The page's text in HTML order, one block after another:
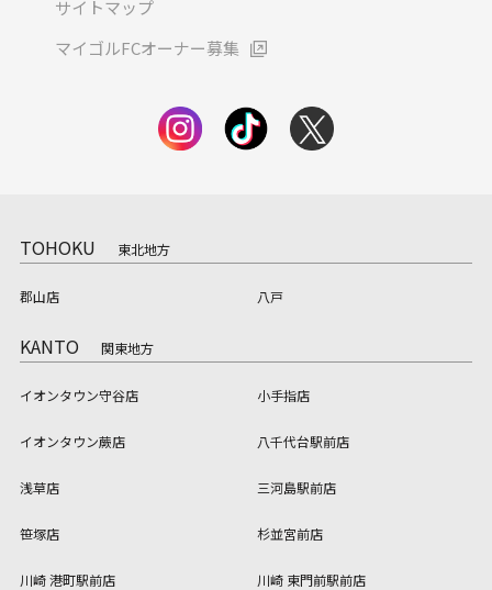
サイトマップ
マイゴルFCオーナー募集
TOHOKU 東北地方
郡山店 八戸
KANTO 関東地方
イオンタウン守谷店 小手指店
イオンタウン蕨店 八千代台駅前店
浅草店 三河島駅前店
笹塚店 杉並宮前店
川崎 港町駅前店 川崎 東門前駅前店